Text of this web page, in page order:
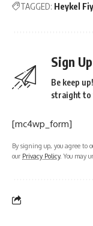
TAGGED: Heykel
Sign
Be keep
straight to
[mc4wp_form]
By signing up, you agree to
our Privacy Policy. You may